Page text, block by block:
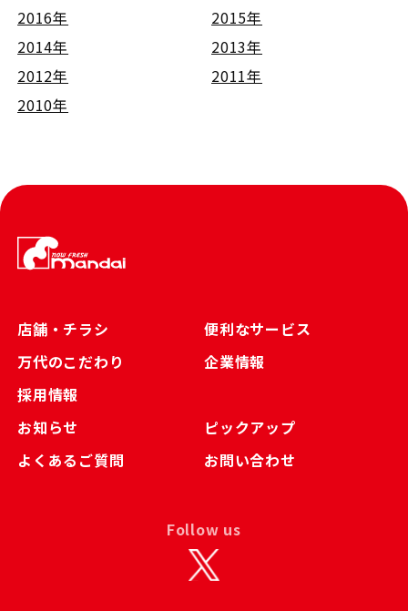
2016年
2015年
2014年
2013年
2012年
2011年
2010年
店舗・チラシ
便利なサービス
万代のこだわり
企業情報
採用情報
お知らせ
ピックアップ
よくあるご質問
お問い合わせ
Follow us